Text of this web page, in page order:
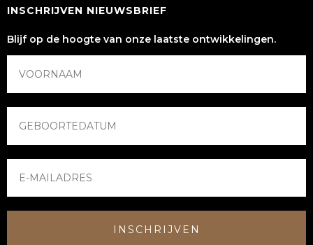
INSCHRIJVEN NIEUWSBRIEF
Blijf op de hoogte van onze laatste ontwikkelingen.
INSCHRIJVEN